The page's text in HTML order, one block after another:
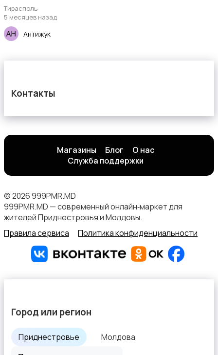
Тирасполь
5 месяцев назад
Антижук
Контакты
Магазины Блог
О нас
Служба поддержки
© 2026 999PMR.MD
999PMR.MD — современный онлайн‑маркет для
жителей Приднестровья и Молдовы.
Правила сервиса
Политика конфиденциальности
Город или регион
Приднестровье Молдова